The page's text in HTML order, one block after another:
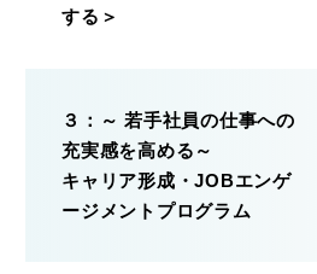
する＞
３：～ 若手社員の仕事への
充実感を高める～
キャリア形成・JOBエンゲ
ージメントプログラム